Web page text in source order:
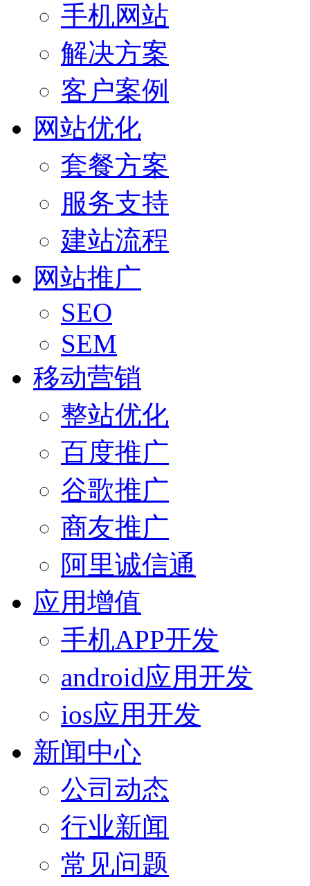
手机网站
解决方案
客户案例
网站优化
套餐方案
服务支持
建站流程
网站推广
SEO
SEM
移动营销
整站优化
百度推广
谷歌推广
商友推广
阿里诚信通
应用增值
手机APP开发
android应用开发
ios应用开发
新闻中心
公司动态
行业新闻
常见问题